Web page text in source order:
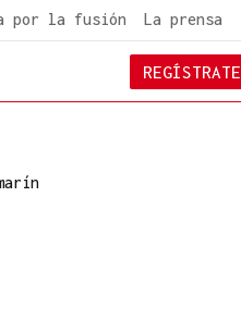
por la fusión La prensa
REGÍSTRATE